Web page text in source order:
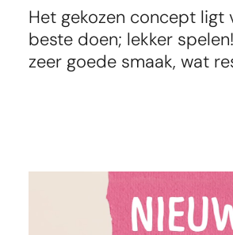
Het gekozen concept ligt
beste doen; lekker
zeer goede smaak, wat